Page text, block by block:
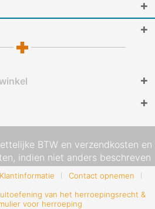
BTW en verzendkosten en
indien niet anders beschreven
Contact opnemen
van het herroepingsrecht &
voor herroeping